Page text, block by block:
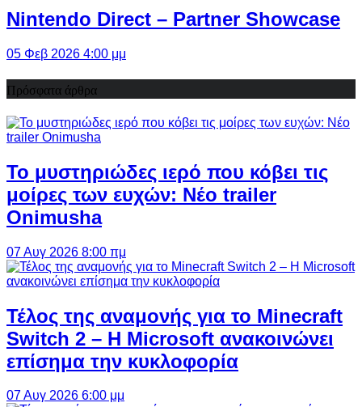
Nintendo Direct – Partner Showcase
05 Φεβ 2026 4:00 μμ
Πρόσφατα άρθρα
Το μυστηριώδες ιερό που κόβει τις
μοίρες των ευχών: Νέο trailer
Onimusha
07 Αυγ 2026 8:00 πμ
Τέλος της αναμονής για το Minecraft
Switch 2 – Η Microsoft ανακοινώνει
επίσημα την κυκλοφορία
07 Αυγ 2026 6:00 μμ